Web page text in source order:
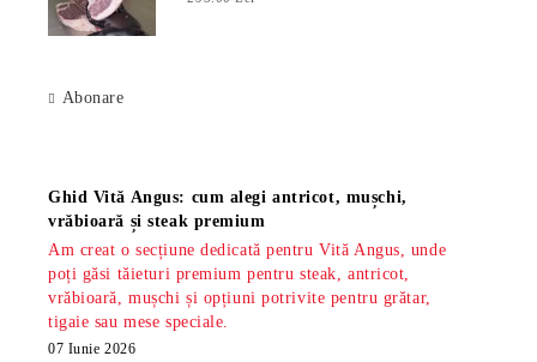
Abonare
Ghid Vită Angus: cum alegi antricot, mușchi,
vrăbioară și steak premium
Am creat o secțiune dedicată pentru Vită Angus, unde
poți găsi tăieturi premium pentru steak, antricot,
vrăbioară, mușchi și opțiuni potrivite pentru grătar,
tigaie sau mese speciale.
07 Iunie 2026